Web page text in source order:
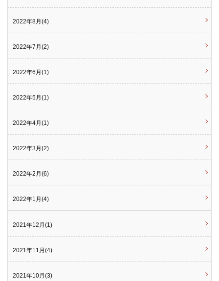
2022年8月(4)
2022年7月(2)
2022年6月(1)
2022年5月(1)
2022年4月(1)
2022年3月(2)
2022年2月(6)
2022年1月(4)
2021年12月(1)
2021年11月(4)
2021年10月(3)